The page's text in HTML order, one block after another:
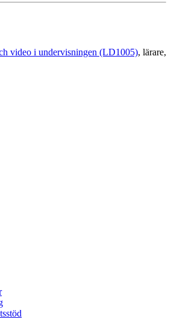
video i undervisningen (LD1005), lärare,